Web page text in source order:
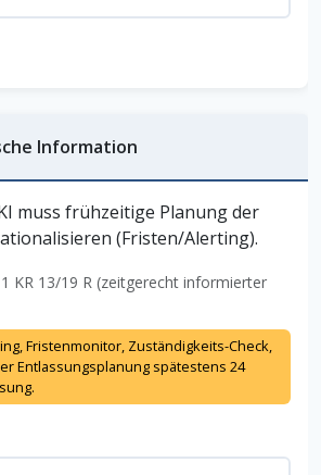
Information
muss frühzeitige Planung der
(Fristen/Alerting).
KR 13/19 R (zeitgerecht informierter
Fristenmonitor, Zuständigkeits-Check,
Entlassungsplanung spätestens 24